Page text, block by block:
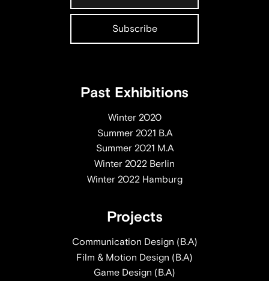
Past Exhibitions
Winter 2020
Summer 2021 B.A
Summer 2021 M.A
Winter 2022 Berlin
Winter 2022 Hamburg
Projects
Communication Design (B.A)
Film & Motion Design (B.A)
Game Design (B.A)